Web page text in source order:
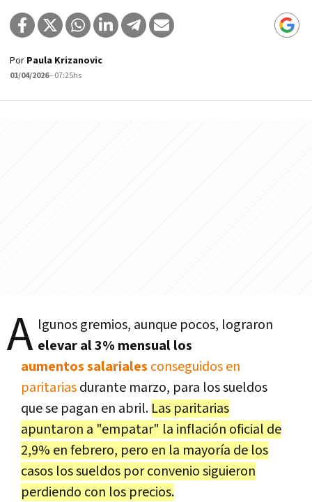
Por Paula Krizanovic
01/04/2026- 07:25hs
A lgunos gremios, aunque pocos, lograron
elevar al 3% mensual los
aumentos salariales conseguidos en
paritariasdurante marzo, para los sueldos
que se pagan en abril. Las paritarias
apuntaron a "empatar" la inflación oficial de
2,9% en febrero, pero en la mayoría de los
casos los sueldos por convenio siguieron
perdiendo con los precios.